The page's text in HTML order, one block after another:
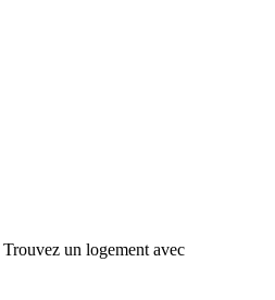
Trouvez un logement avec